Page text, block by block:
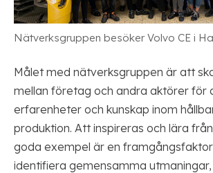
Nätverksgruppen besöker Volvo CE i
Målet med nätverksgruppen är att
mellan företag och andra aktörer för
erfarenheter och kunskap inom
produktion. Att inspireras och lära
goda exempel är en
identifiera gemensamma